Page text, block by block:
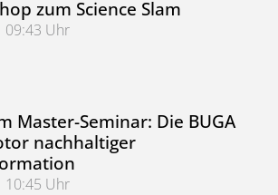
zum Science Slam
09:43 Uhr
den Punkt gebracht: Mini-Workshop
Master-Seminar: Die BUGA
nachhaltiger
10:45 Uhr